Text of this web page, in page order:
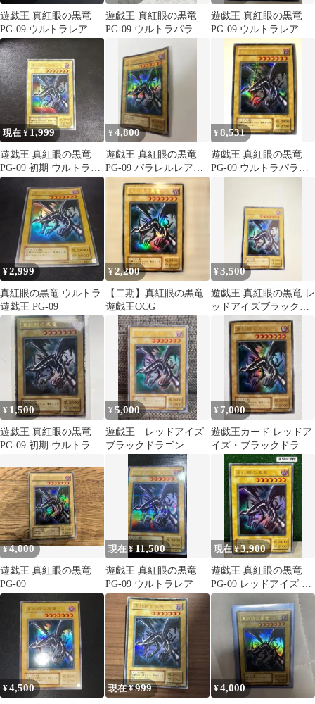
遊戯王 真紅眼の黒竜
PG-09 ウルトラレア 2
期 極美品
遊戯王 真紅眼の黒竜
PG-09 ウルトラパラレ
遊戯王 真紅眼の黒竜
PG-09 ウルトラレア
現在 ¥1,999
遊戯王 真紅眼の黒竜
PG-09 初期 ウルトラレ
ア レッドアイズ
¥4,800
遊戯王 真紅眼の黒竜
PG-09 パラレルレア初
期 レッドアイズブラッ
クドラゴン
¥8,531
遊戯王 真紅眼の黒竜
PG-09 ウルトラパラレ
¥2,999
真紅眼の黒竜 ウルトラ
遊戯王 PG-09
¥2,200
【二期】真紅眼の黒竜
遊戯王OCG
¥3,500
遊戯王 真紅眼の黒竜 レ
ッドアイズブラックド
ラゴン PG-09
¥ 1,500
遊戯王 真紅眼の黒竜
PG-09 初期 ウルトラレ
¥5,000
遊戯王 レッドアイズ
ブラックドラゴン
¥ 7,000
遊戯王カード レッドア
イズ・ブラックドラゴ
ン 真紅眼の黒竜 PG-09
¥4,000
遊戯王 真紅眼の黒竜
PG-09
現在 ¥11,500
遊戯王 真紅眼の黒竜
PG-09 ウルトラレア
現在 ¥3,900
遊戯王 真紅眼の黒竜
PG-09 レッドアイズ カ
ード
¥4,500 現在 ¥999 ¥4,000